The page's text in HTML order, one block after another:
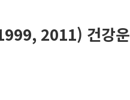
2011) 건강운